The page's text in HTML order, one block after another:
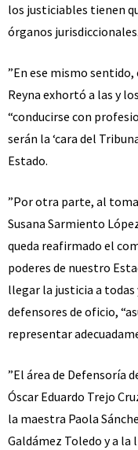
los justiciables tienen
órganos jurisdiccionales.
”En ese mismo
Reyna exhortó a las y
“conducirse con
serán la ‘cara del
Estado.
”Por otra parte, al
Susana Sarmiento
queda reafirmado el
poderes de nuestro
llegar la justicia a todas
defensores de oficio,
representar
”El área de Defensoría
Óscar Eduardo Trejo
la maestra Paola
Galdámez Toledo y a